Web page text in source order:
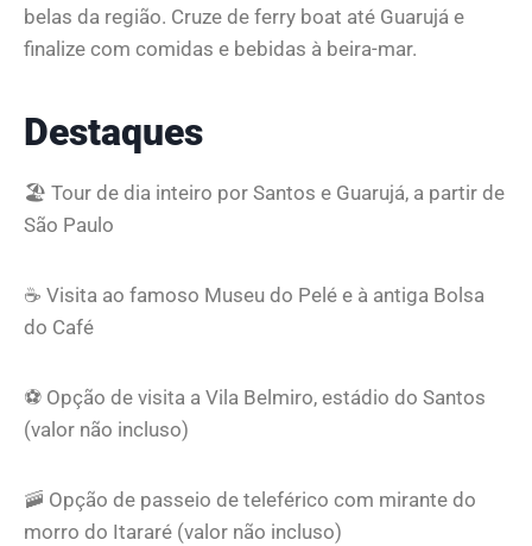
belas da região. Cruze de ferry boat até Guarujá e
finalize com comidas e bebidas à beira-mar.
Destaques
🏖️ Tour de dia inteiro por Santos e Guarujá, a partir de
São Paulo
☕ Visita ao famoso Museu do Pelé e à antiga Bolsa
do Café
⚽ Opção de visita a Vila Belmiro, estádio do Santos
(valor não incluso)
🚠 Opção de passeio de teleférico com mirante do
morro do Itararé (valor não incluso)